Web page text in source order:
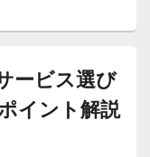
ービス選び
イント解説